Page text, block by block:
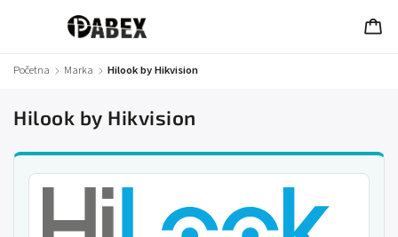
Početna / Marka / Hilook by Hikvision
Hilook by Hikvision